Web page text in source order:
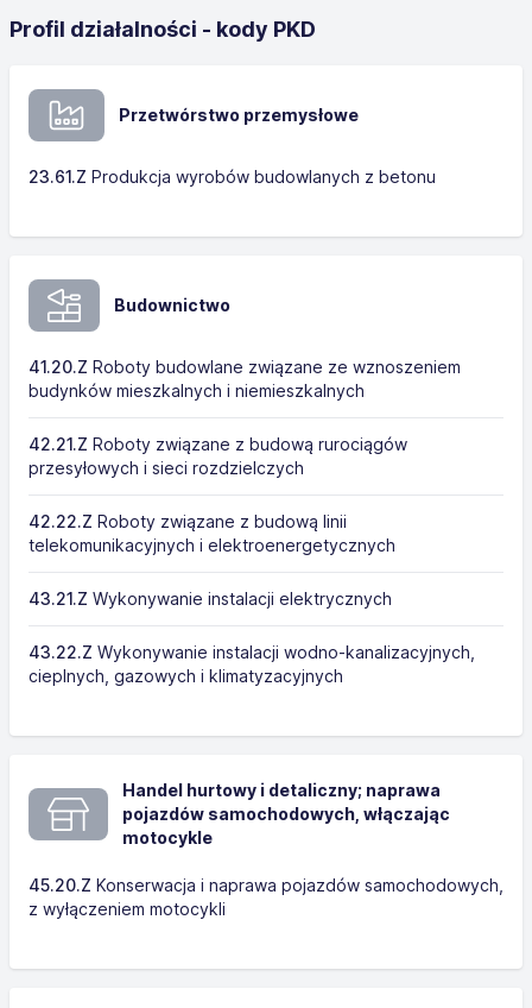
Profil działalności - kody PKD
Przetwórstwo przemysłowe
23.61.Z Produkcja wyrobów budowlanych z betonu
Budownictwo
41.20.Z Roboty budowlane związane ze wznoszeniem
budynków mieszkalnych i niemieszkalnych
42.21.Z Roboty związane z budową rurociągów
przesyłowych i sieci rozdzielczych
42.22.Z Roboty związane z budową linii
telekomunikacyjnych i elektroenergetycznych
43.21.Z Wykonywanie instalacji elektrycznych
43.22.Z Wykonywanie instalacji wodno-kanalizacyjnych,
cieplnych, gazowych i klimatyzacyjnych
Handel hurtowy i detaliczny; naprawa
pojazdów samochodowych, włączając
motocykle
45.20.Z Konserwacja i naprawa pojazdów samochodowych,
z wyłączeniem motocykli